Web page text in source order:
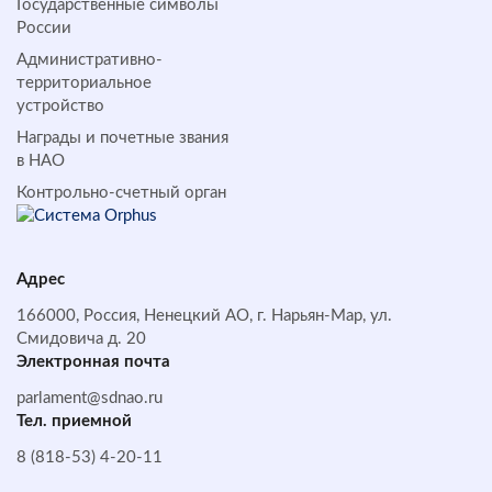
Государственные символы
России
Административно-
территориальное
устройство
Награды и почетные звания
в НАО
Контрольно-счетный орган
Адрес
166000, Россия, Ненецкий АО, г. Нарьян-Мар, ул.
Смидовича д. 20
Электронная почта
parlament@sdnao.ru
Тел. приемной
8 (818-53) 4-20-11